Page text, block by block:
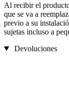
Al recibir el
que se va a
previo a su
sujetas incluso a
Devoluciones